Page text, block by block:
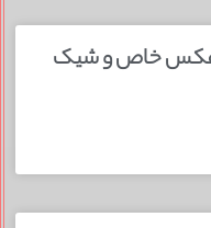
فنجون لوکس زیبا؛ ۱۵ عکس خاص و شیک